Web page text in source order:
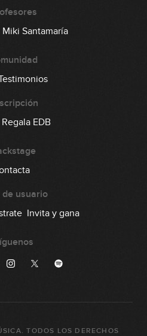
Miki Santamaría
Regala EDB
de usuario
Invita y gana
. TODOS LOS DERECHOS